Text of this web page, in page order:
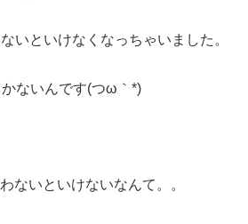
いといけなくなっちゃいました。
ないんです(つω｀*)
ないといけないなんて。。